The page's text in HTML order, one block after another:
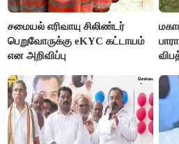
சமையல் எரிவாயு சிலிண்டர்
பெறுவோருக்கு eKYC கட்டாயம்
என அறிவிப்பு